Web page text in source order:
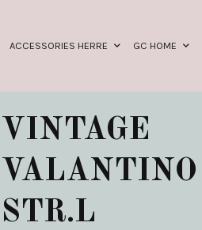
ACCESSORIES HERRE GC HOME
VINTAGE
STR.L